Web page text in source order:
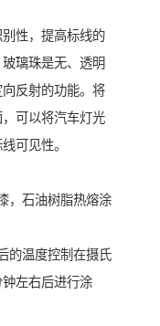
性，提高标线的
璃珠是无、透明
反射的功能。将
可以将汽车灯光
可见性。
，石油树脂热熔涂
的温度控制在摄氏
钟左右后进行涂